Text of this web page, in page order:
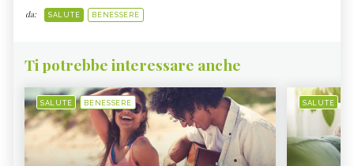
da: SALUTE BENESSERE
Ti potrebbe interessare anche
SALUTE BENESSERE SALUTE